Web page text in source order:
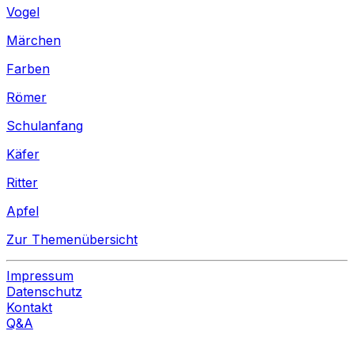
Vogel
Märchen
Farben
Römer
Schulanfang
Käfer
Ritter
Apfel
Zur Themenübersicht
Impressum
Datenschutz
Kontakt
Q&A